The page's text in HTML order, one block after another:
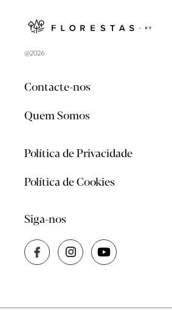
@2026
Contacte-nos
Quem Somos
Política de Privacidade
Política de Cookies
Siga-nos